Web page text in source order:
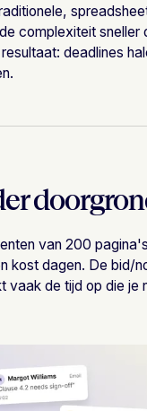
complexiteit sneller
deadlines
van 200
kost dagen. De bid/
vaak de tijd op die je